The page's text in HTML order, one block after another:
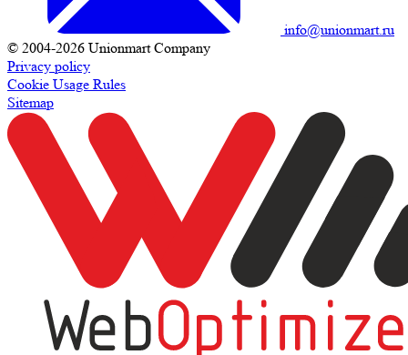
info@unionmart.ru
© 2004-2026 Unionmart Company
Privacy policy
Cookie Usage Rules
Sitemap